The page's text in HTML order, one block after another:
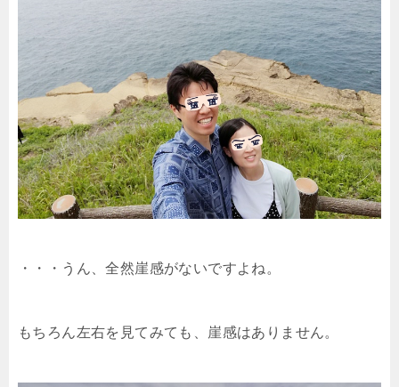
・・・うん、全然崖感がないですよね。
もちろん左右を見てみても、崖感はありません。